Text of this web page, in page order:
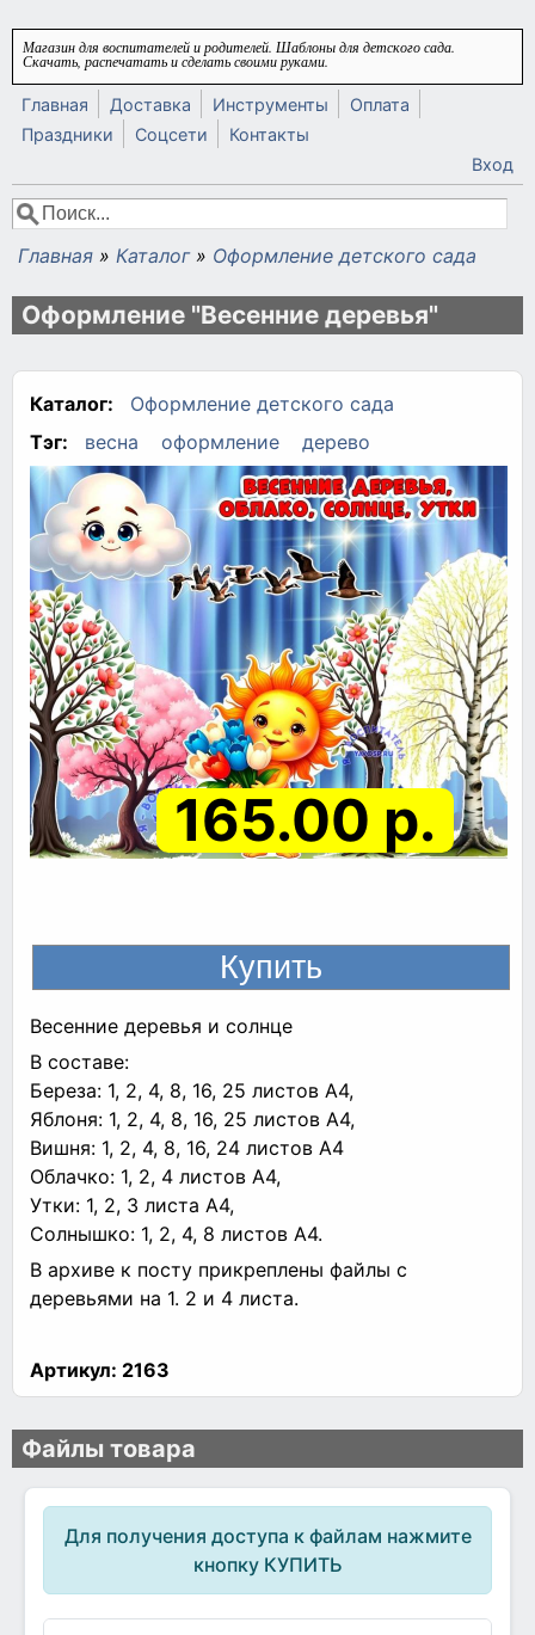
Перейти к основному содержанию
Магазин для воспитателей и родителей. Шаблоны для детского сада.
Скачать, распечатать и сделать своими руками.
Главная Доставка Инструменты
Оплата
Праздники
Соцсети
Контакты
Вход
Форма поиска
Поиск
Вы здесь
Главная » Каталог » Оформление детского сада
Оформление "Весенние деревья"
Каталог:
Оформление детского сада
Тэг:
весна оформление дерево
165.00 р.
Весенние деревья и солнце
В составе:
Береза: 1, 2, 4, 8, 16, 25 листов А4,
Яблоня: 1, 2, 4, 8, 16, 25 листов А4,
Вишня: 1, 2, 4, 8, 16, 24 листов А4
Облачко: 1, 2, 4 листов А4,
Утки: 1, 2, 3 листа А4,
Солнышко: 1, 2, 4, 8 листов А4.
В архиве к посту прикреплены файлы с
деревьями на 1. 2 и 4 листа.
Артикул: 2163
Файлы товара
Для получения доступа к файлам нажмите
кнопку КУПИТЬ